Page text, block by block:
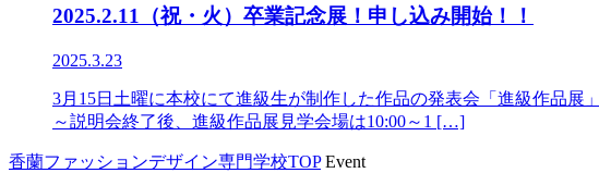
2025.2.11（祝・火）卒業記念展！申し込み開始！！
2025.3.23
3月15日土曜に本校にて進級生が制作した作品の発表会「進級作品
～説明会終了後、進級作品展見学会場は10:00～1 […]
香蘭ファッションデザイン専門学校TOP Event